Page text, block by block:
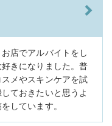
店でアルバイトをし
きになりました。普
メやスキンケアを試
ておきたいと思うよ
しています。